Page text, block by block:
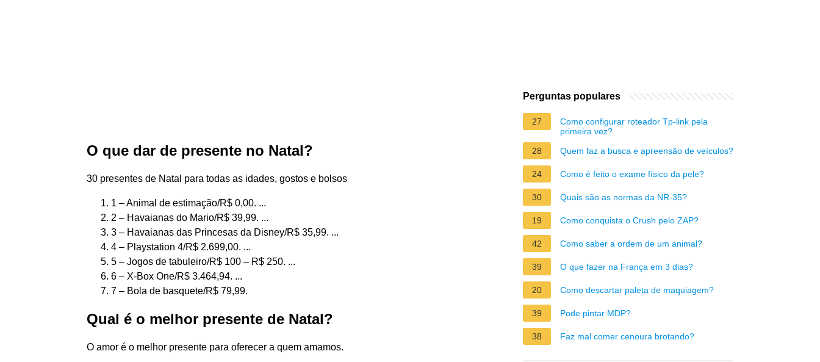
O que dar de presente no Natal?
30 presentes de Natal para todas as idades, gostos e bolsos
1 – Animal de estimação/R$ 0,00. ...
2 – Havaianas do Mario/R$ 39,99. ...
3 – Havaianas das Princesas da Disney/R$ 35,99. ...
4 – Playstation 4/R$ 2.699,00. ...
5 – Jogos de tabuleiro/R$ 100 – R$ 250. ...
6 – X-Box One/R$ 3.464,94. ...
7 – Bola de basquete/R$ 79,99.
Qual é o melhor presente de Natal?
O amor é o melhor presente para oferecer a quem amamos.
Perguntas populares
27
Como configurar roteador Tp-link pela
primeira vez?
28
Quem faz a busca e apreensão de veículos?
24 Como é feito o exame físico da pele?
30 Quais são as normas da NR-35?
19 Como conquista o Crush pelo ZAP?
42 Como saber a ordem de um animal?
39 O que fazer na França em 3 dias?
20 Como descartar paleta de maquiagem?
39 Pode pintar MDP?
38 Faz mal comer cenoura brotando?